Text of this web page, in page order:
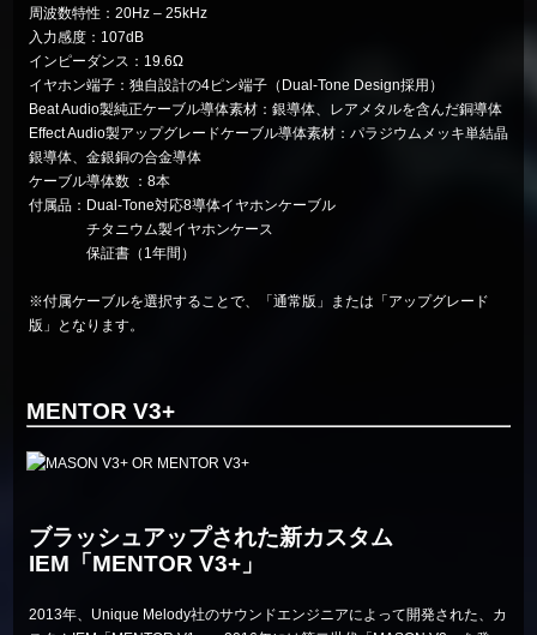
周波数特性：20Hz – 25kHz
入力感度：107dB
インピーダンス：19.6Ω
イヤホン端子：独自設計の4ピン端子（Dual-Tone Design採用）
Beat Audio製純正ケーブル導体素材：銀導体、レアメタルを含んだ銅導体
Effect Audio製アップグレードケーブル導体素材：パラジウムメッキ単結晶
銀導体、金銀銅の合金導体
ケーブル導体数 ：8本
付属品：Dual-Tone対応8導体イヤホンケーブル
チタニウム製イヤホンケース
保証書（1年間）
※付属ケーブルを選択することで、「通常版」または「アップグレード
版」となります。
MENTOR V3+
ブラッシュアップされた新カスタム
IEM「MENTOR V3+」
2013年、Unique Melody社のサウンドエンジニアによって開発された、カ